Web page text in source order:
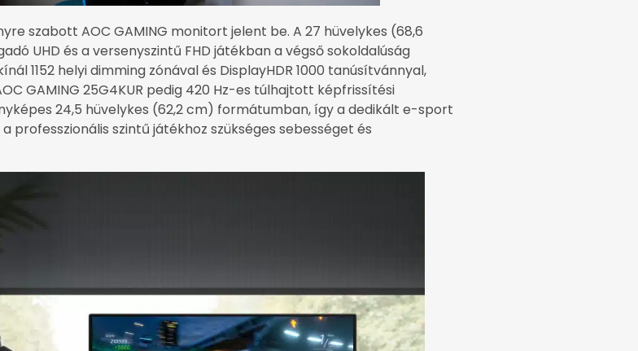
szabott AOC GAMING monitort jelent be. A 27 hüvelykes (68,6
UHD és a versenyszintű FHD játékban a végső sokoldalúság
1152 helyi dimming zónával és DisplayHDR 1000 tanúsítvánnyal,
GAMING 25G4KUR pedig 420 Hz-es túlhajtott képfrissítési
24,5 hüvelykes (62,2 cm) formátumban, így a dedikált e-sport
szintű játékhoz szükséges sebességet és